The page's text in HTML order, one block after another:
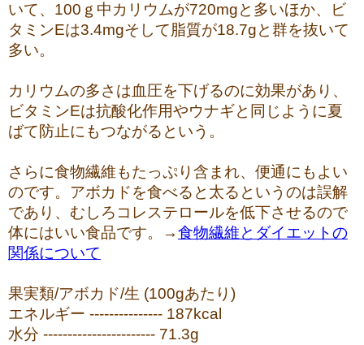
いて、100ｇ中カリウムが720mgと多いほか、ビ
タミンEは3.4mgそして脂質が18.7gと群を抜いて
多い。
カリウムの多さは血圧を下げるのに効果があり、
ビタミンEは抗酸化作用やウナギと同じように夏
ばて防止にもつながるという。
さらに食物繊維もたっぷり含まれ、便通にもよい
のです。アボカドを食べると太るというのは誤解
であり、むしろコレステロールを低下させるので
体にはいい食品です。→食物繊維とダイエットの
関係について
果実類/アボカド/生 (100gあたり)
エネルギー --------------- 187kcal
水分 ----------------------- 71.3g